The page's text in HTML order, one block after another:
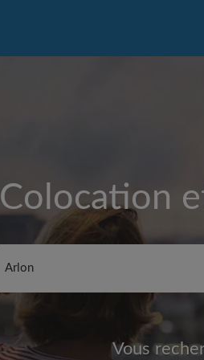
Colocation
Vous